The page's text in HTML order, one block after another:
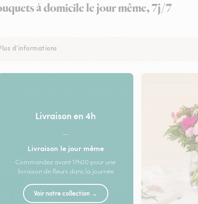
à domicile le jour même, 7j/7
d'informations
Livraison en 4h
—
Livraison le jour même
Commandez avant 17h00 pour une
livraison de fleurs dans la journée
Voir notre collection →